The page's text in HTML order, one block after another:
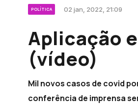
POLÍTICA 02 jan, 2022, 21:09
Aplicação
(vídeo)
Mil novos casos de covid
conferência de imprensa